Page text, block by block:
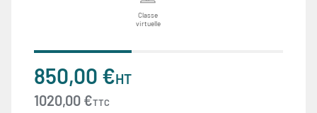
Classe
virtuelle
850,00 €HT
1020,00 €TTC